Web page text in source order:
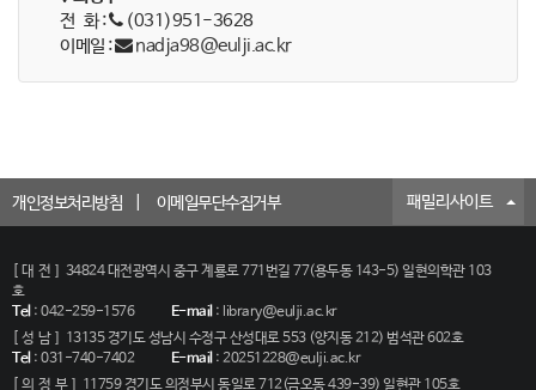
전 화 :
(031)951-3628
이메일 :
nadja98@eulji.ac.kr
개인정보처리방침 이메일무단수집거부 패밀리사이트
[대전]
34824 대전광역시 중구 계룡로 771번길 77(용두동 143-5) 일현의학관 103
호
Tel: 042-259-1576 E-mail: library@eulji.ac.kr
[성남]
13135 경기도 성남시 수정구 산성대로 553 (양지동 212) 범석관 602호
Tel: 031-740-7402 E-mail: 20251228@eulji.ac.kr
[의정부]
11759 경기도 의정부시 동일로 712(금오동 439-39) 일현관 105호